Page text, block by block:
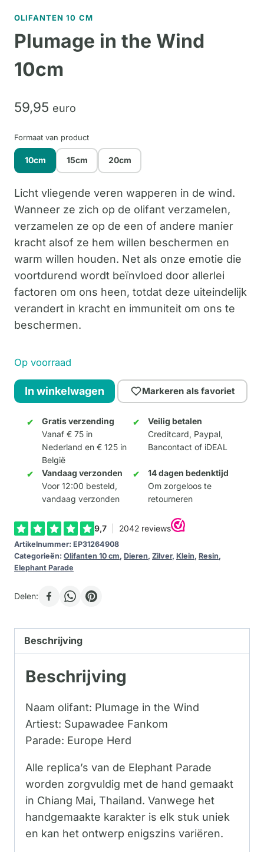
OLIFANTEN 10 CM
Plumage in the Wind
10cm
59,95 euro
Formaat van product
10cm 15cm 20cm
Licht vliegende veren wapperen in de wind.
Wanneer ze zich op de olifant verzamelen,
verzamelen ze op de een of andere manier
kracht alsof ze hem willen beschermen en
warm willen houden. Net als onze emotie die
voortdurend wordt beïnvloed door allerlei
factoren om ons heen, totdat deze uiteindelijk
verandert in kracht en immuniteit om ons te
beschermen.
Op voorraad
Plumage
in
the
aantal
In winkelwagen Markeren als favoriet
Gratis verzending
Vanaf € 75 in
Nederland en € 125 in
België
Veilig betalen
Creditcard, Paypal,
Bancontact of iDEAL
Vandaag verzonden
Voor 12:00 besteld,
vandaag verzonden
14 dagen bedenktijd
Om zorgeloos te
retourneren
Artikelnummer: EP31264908
Categorieën: Olifanten 10 cm, Dieren, Zilver, Klein, Resin,
Elephant Parade
Delen:
Beschrijving
Beschrijving
Naam olifant: Plumage in the Wind
Artiest: Supawadee Fankom
Parade: Europe Herd
Alle replica’s van de Elephant Parade
worden zorgvuldig met de hand gemaakt
in Chiang Mai, Thailand. Vanwege het
handgemaakte karakter is elk stuk uniek
en kan het ontwerp enigszins variëren.